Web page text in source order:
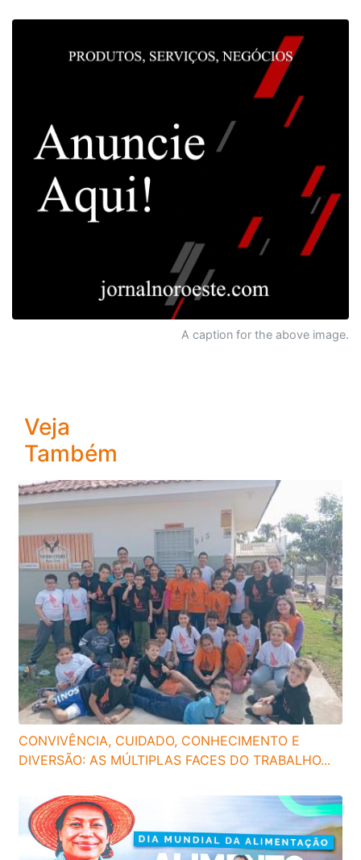
A caption for the above image.
Veja
Também
CONVIVÊNCIA, CUIDADO, CONHECIMENTO E
DIVERSÃO: AS MÚLTIPLAS FACES DO TRABALHO...